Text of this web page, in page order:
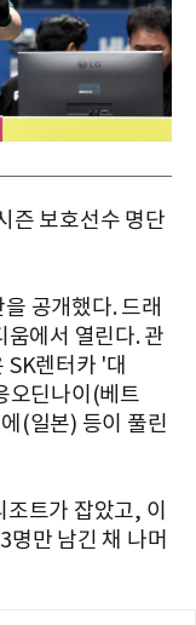
즌 보호선수 명단
공개했다. 드래
에서 열린다. 관
SK렌터카 '대
오딘나이(베트
(일본) 등이 풀린
트가 잡았고, 이
명만 남긴 채 나머